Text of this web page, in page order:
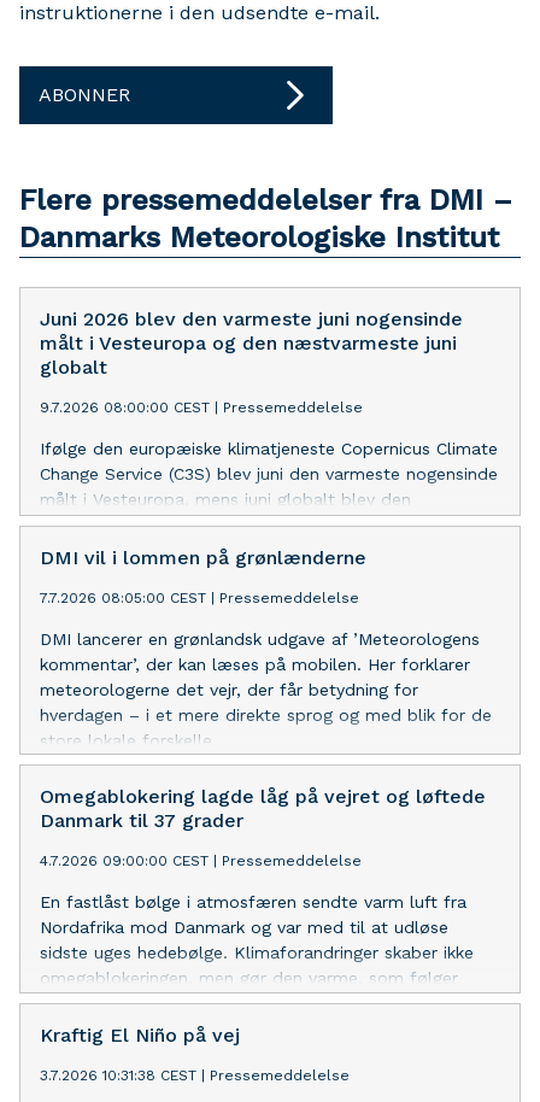
instruktionerne i den udsendte e-mail.
ABONNER
Flere pressemeddelelser fra DMI –
Danmarks Meteorologiske Institut
Juni 2026 blev den varmeste juni nogensinde
målt i Vesteuropa og den næstvarmeste juni
globalt
9.7.2026 08:00:00 CEST Pressemeddelelse
Ifølge den europæiske klimatjeneste Copernicus Climate
Change Service (C3S) blev juni den varmeste nogensinde
målt i Vesteuropa, mens juni globalt blev den
næstvarmeste i målehistorien. De ekstreme
havtemperaturer er i høj grad med til at løfte
DMI vil i lommen på grønlænderne
7.7.2026 08:05:00 CEST Pressemeddelelse
DMI lancerer en grønlandsk udgave af ’Meteorologens
kommentar’, der kan læses på mobilen. Her forklarer
meteorologerne det vejr, der får betydning for
hverdagen – i et mere direkte sprog og med blik for de
store lokale forskelle.
Omegablokering lagde låg på vejret og løftede
Danmark til 37 grader
4.7.2026 09:00:00 CEST Pressemeddelelse
En fastlåst bølge i atmosfæren sendte varm luft fra
Nordafrika mod Danmark og var med til at udløse
sidste uges hedebølge. Klimaforandringer skaber ikke
omegablokeringen, men gør den varme, som følger
med, mere intens. En ny blokering er ved at sætte sig
fast.
Kraftig El Niño på vej
3.7.2026 10:31:38 CEST Pressemeddelelse